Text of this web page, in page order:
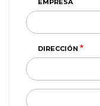
EMPRESA
DIRECCIÓN